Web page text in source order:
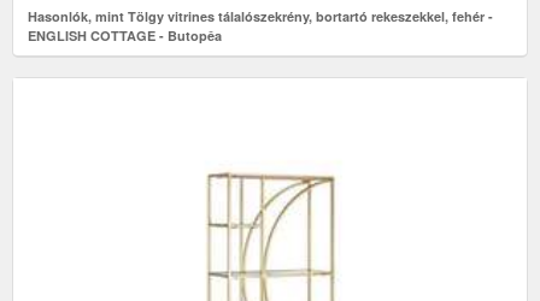
Hasonlók, mint Tölgy vitrines tálalószekrény, bortartó rekeszekkel, fehér -
ENGLISH COTTAGE - Butopêa